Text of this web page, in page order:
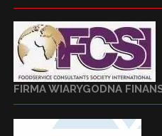
FIRMA WIARYGODNA